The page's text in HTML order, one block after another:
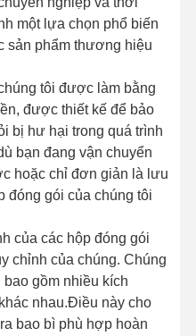
một lựa chọn phổ biến
sản phẩm thương hiệu
tôi được làm bằng
được thiết kế để bảo
bị hư hại trong quá trình
bạn đang vận chuyển
hoặc chỉ đơn giản là lưu
đóng gói của chúng tôi
của các hộp đóng gói
chỉnh của chúng. Chúng
gồm nhiều kích
nhau.Điều này cho
bao bì phù hợp hoàn